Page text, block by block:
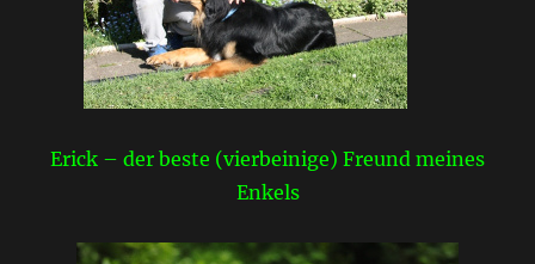
Erick – der beste (vierbeinige) Freund meines
Enkels